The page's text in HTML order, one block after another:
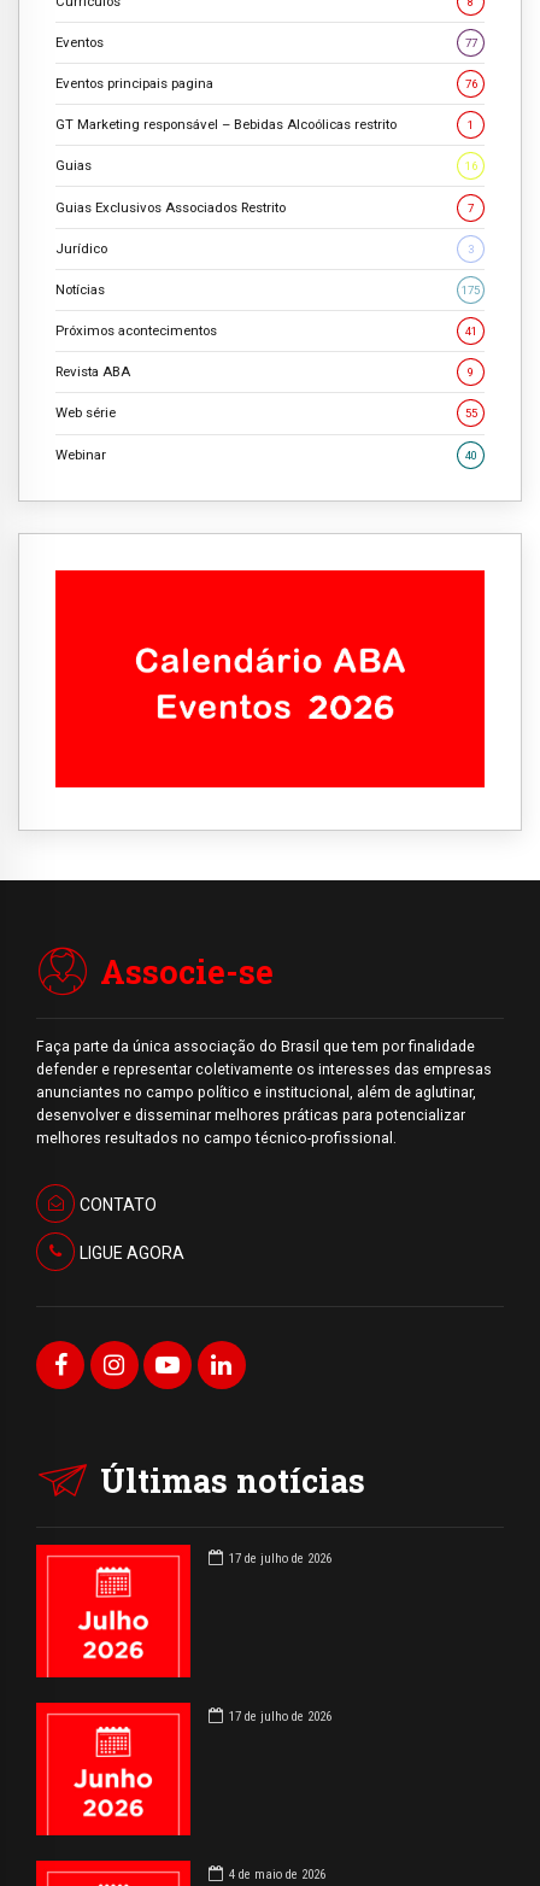
Eventos 77
Eventos principais pagina 76
GT Marketing responsável – Bebidas Alcoólicas restrito 1
Guias 16
Guias Exclusivos Associados Restrito 7
Jurídico 3
Notícias 175
Próximos acontecimentos 41
Revista ABA 9
Web série 55
Webinar 40
Associe-se
Faça parte da única associação do Brasil que tem por finalidade
defender e representar coletivamente os interesses das empresas
anunciantes no campo político e institucional, além de aglutinar,
desenvolver e disseminar melhores práticas para potencializar
melhores resultados no campo técnico-profissional.
CONTATO
LIGUE AGORA
Últimas notícias
17 de julho de 2026
17 de julho de 2026
4 de maio de 2026